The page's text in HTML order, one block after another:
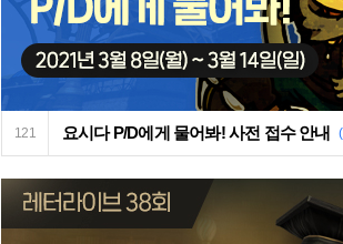
121 요시다 P/D에게 물어봐! 사전 접수 안내